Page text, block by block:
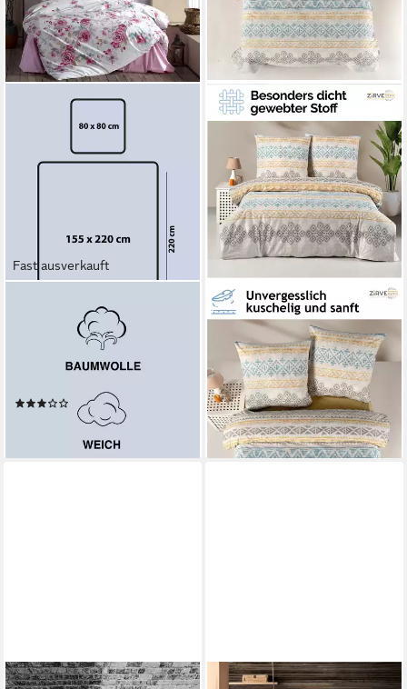
Fast ausverkauft
Bettwäsche Bettwäsche
155x220 cm. 2 teilig set,
Desima, Renforce, 2 teilig,
(1)
YADETEXTIL
Bettwäsche 155x220 cm,
Renforce, 2 teilig,
Bettwäsche-Set, 155x220 cm,
Arnetti
ab 31,90 €
lieferbar - in 2-3 Werktagen bei dir